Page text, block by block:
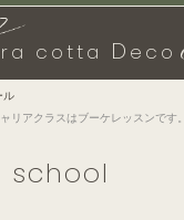
ra cotta D eco
ル
リアクラスはブーケレッスンです。